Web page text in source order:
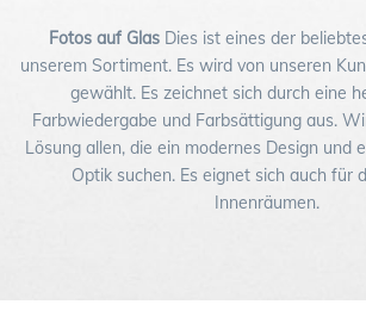
Fotos auf GlasDies ist eines der
unserem Sortiment. Es wird von unseren
gewählt. Es zeichnet sich durch eine
Farbwiedergabe und Farbsättigung aus.
Lösung allen, die ein modernes Design und
Optik suchen. Es eignet sich auch für
Innenräumen.